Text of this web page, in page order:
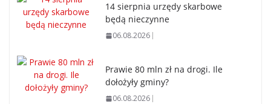
14 sierpnia urzędy skarbowe
będą nieczynne
06.08.2026
Prawie 80 mln zł na drogi. Ile
dołożyły gminy?
06.08.2026